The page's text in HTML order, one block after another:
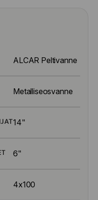
ALCAR Peltivanne
Metalliseosvanne
14"
6"
4x100